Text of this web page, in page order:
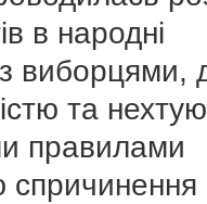
в народні
виборцями,
та
правилами
спричинення